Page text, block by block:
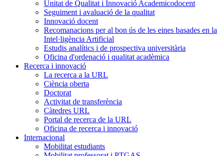
Unitat de Qualitat i Innovació Academicodocent
Seguiment i avaluació de la qualitat
Innovació docent
Recomanacions per al bon ús de les eines basades en la
Intel·ligència Artificial
Estudis analítics i de prospectiva universitària
Oficina d'ordenació i qualitat acadèmica
Recerca i innovació
La recerca a la URL
Ciència oberta
Doctorat
Activitat de transferència
Càtedres URL
Portal de recerca de la URL
Oficina de recerca i innovació
Internacional
Mobilitat estudiants